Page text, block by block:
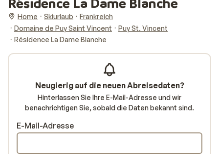
Home Skiurlaub
Frankreich
Domaine de Puy Saint Vincent
Puy St. Vincent
Résidence La Dame Blanche
Neugierig auf die neuen Abreisedaten?
Hinterlassen Sie Ihre E-Mail-Adresse und wir
benachrichtigen Sie, sobald die Daten bekannt sind.
E-Mail-Adresse